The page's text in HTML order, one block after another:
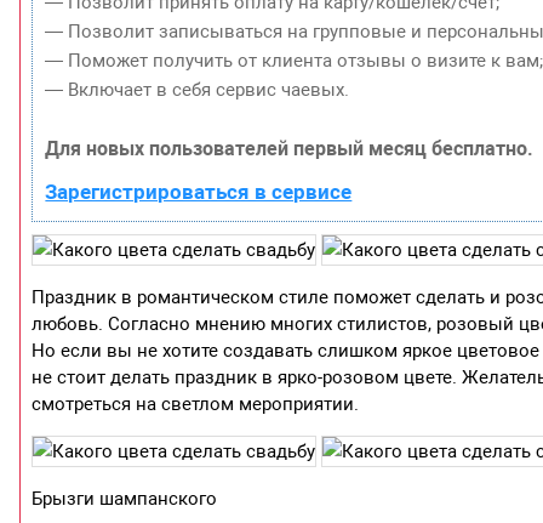
— Позволит записываться на групповые и
— Поможет получить от клиента отзывы о визите к вам;
— Включает в себя сервис чаевых.
Для новых пользователей первый месяц бесплатно.
Зарегистрироваться в сервисе
Праздник в романтическом стиле поможет сделать и
любовь. Согласно мнению многих стилистов, розовый
Но если вы не хотите создавать слишком яркое
не стоит делать праздник в ярко-розовом цвете.
смотреться на светлом мероприятии.
Брызги шампанского